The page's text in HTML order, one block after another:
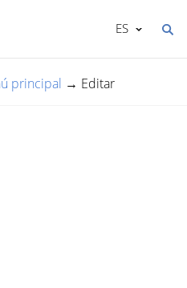
ES
principal → Editar